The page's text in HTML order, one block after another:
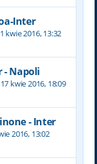
Inter
kwie 2016, 13:32
- Napoli
17 kwie 2016, 18:09
- Inter
2016, 13:02